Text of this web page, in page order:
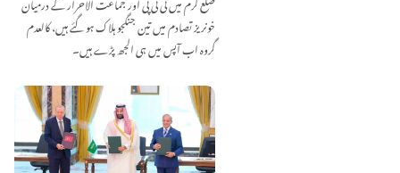
خونریز تصادم میں تین جنگجو ہلاک ہو گئے ہیں، کالعدم
گروہ اب آپس میں ہی الجھ پڑے ہیں۔